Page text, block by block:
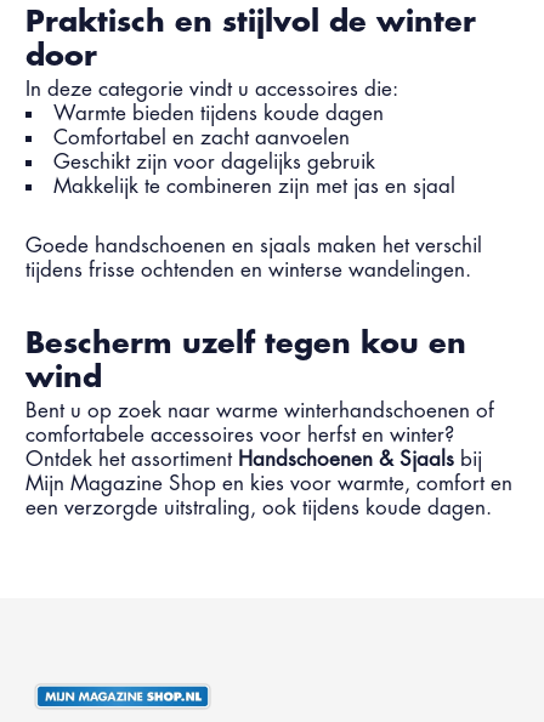
Praktisch en stijlvol de winter
door
In deze categorie vindt u accessoires die:
Warmte bieden tijdens koude dagen
Comfortabel en zacht aanvoelen
Geschikt zijn voor dagelijks gebruik
Makkelijk te combineren zijn met jas en sjaal
Goede handschoenen en sjaals maken het verschil
tijdens frisse ochtenden en winterse wandelingen.
Bescherm uzelf tegen kou en
wind
Bent u op zoek naar warme winterhandschoenen of
comfortabele accessoires voor herfst en winter?
Ontdek het assortiment Handschoenen & Sjaals bij
Mijn Magazine Shop en kies voor warmte, comfort en
een verzorgde uitstraling, ook tijdens koude dagen.